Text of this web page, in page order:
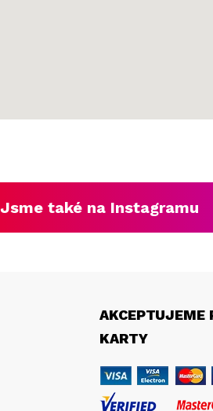
Jsme také na Instagramu
AKCEPTUJEME
KARTY